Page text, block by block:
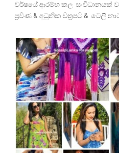
වර්ෂයේ ආරම්භ කල සංවිධානයක්
ප්‍රවීණ & අධුනික චිත්‍රපටි & ටෙලි